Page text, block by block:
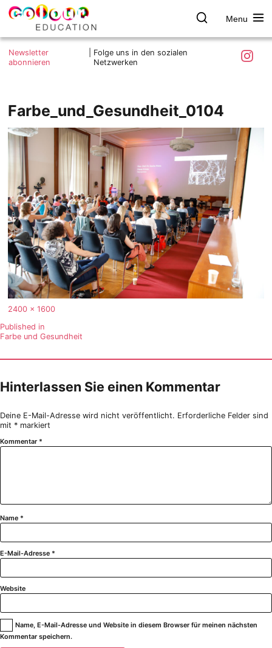
Skip
colour.education
Farbe
entdecken
Menu
Was ist colour.education?
Ziele und Mitmachen
Impressum
Newsletter
abonnieren
Folge uns in den sozialen
Netzwerken
Farbe_und_Gesundheit_0104
Full
2400 × 1600
Beitragsnavigation
Published in
Farbe und Gesundheit
Hinterlassen Sie einen Kommentar
Deine E-Mail-Adresse wird nicht veröffentlicht. Erforderliche Felder sind
mit * markiert
Kommentar *
Name *
E-Mail-Adresse *
Website
Name, E-Mail-Adresse und Website in diesem Browser für meinen nächsten
Kommentar speichern.